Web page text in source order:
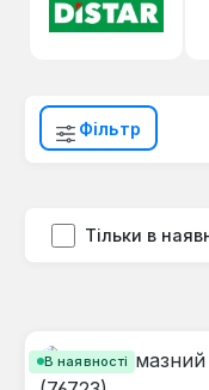
Фільтр
Тільки в
В наявності